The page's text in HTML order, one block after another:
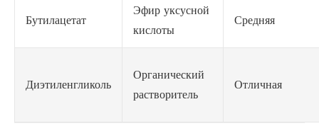
Бутилацетат
Эфир уксусной
кислоты
Средняя
Диэтиленгликоль
Органический
растворитель
Отличная